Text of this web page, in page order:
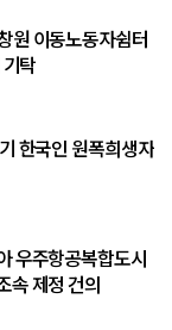
원 이동노동자쉼터
탁
한국인 원폭희생자
우주항공복합도시
속 제정 건의